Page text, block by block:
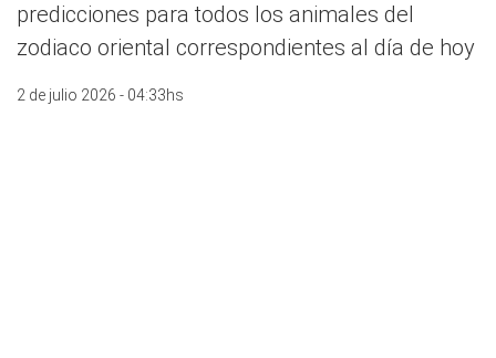
predicciones para todos los animales del
zodiaco oriental correspondientes al día de hoy
2 de julio 2026 - 04:33hs